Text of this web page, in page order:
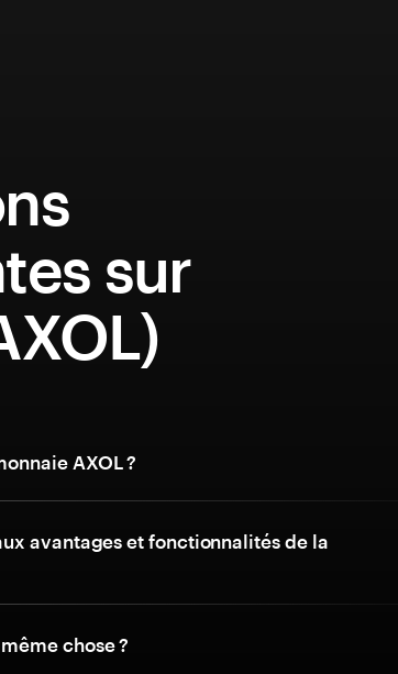
sur
AXOL ?
avantages et fonctionnalités de la
chose ?